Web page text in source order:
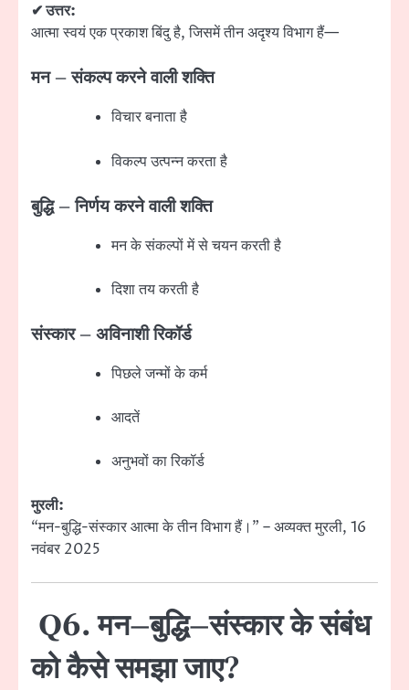
✔ उत्तर:
आत्मा स्वयं एक प्रकाश बिंदु है, जिसमें तीन अदृश्य विभाग हैं—
मन – संकल्प करने वाली शक्ति
विचार बनाता है
विकल्प उत्पन्न करता है
बुद्धि – निर्णय करने वाली शक्ति
मन के संकल्पों में से चयन करती है
दिशा तय करती है
संस्कार – अविनाशी रिकॉर्ड
पिछले जन्मों के कर्म
आदतें
अनुभवों का रिकॉर्ड
मुरली:
“मन-बुद्धि-संस्कार आत्मा के तीन विभाग हैं।” – अव्यक्त मुरली, 16
नवंबर 2025
Q6. मन–बुद्धि–संस्कार के संबंध
को कैसे समझा जाए?